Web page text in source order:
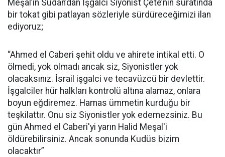
Meşal’in Sudan’dan İşgalci Siyonist Çete’nin suratında
bir tokat gibi patlayan sözleriyle sürdüreceğimizi ilan
ediyoruz;
“Ahmed el Caberi şehit oldu ve ahirete intikal etti. O
ölmedi, yok olmadı ancak siz, Siyonistler yok
olacaksınız. İsrail işgalci ve tecavüzcü bir devlettir.
İşgalciler hür halkları kontrolü altına alamaz, onlara
boyun eğdiremez. Hamas ümmetin kurduğu bir
teşkilattır. Onu siz Siyonistler yok edemezsiniz. Bu
gün Ahmed el Caberi'yi yarın Halid Meşal'i
öldürebilirsiniz. Ancak sonunda Kudüs bizim
olacaktır”